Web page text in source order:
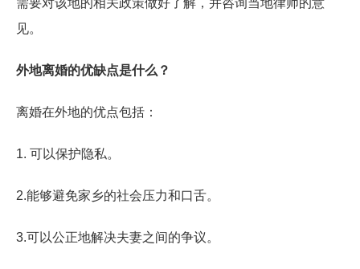
需要对该地的相关政策做好了解，并咨询当地律师的意
见。
外地离婚的优缺点是什么？
离婚在外地的优点包括：
1. 可以保护隐私。
2.能够避免家乡的社会压力和口舌。
3.可以公正地解决夫妻之间的争议。